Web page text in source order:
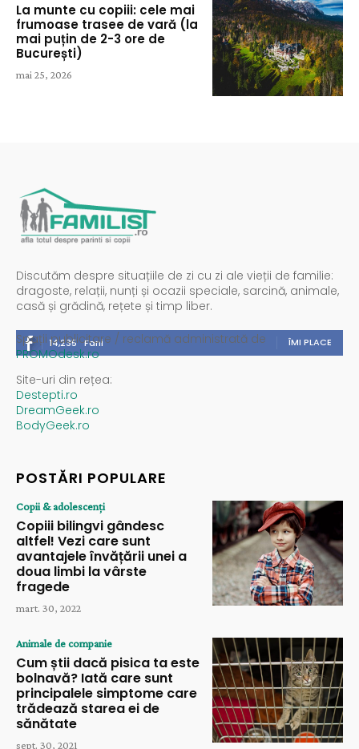
La munte cu copiii: cele mai
frumoase trasee de vară (la
mai puțin de 2-3 ore de
București)
mai 25, 2026
Discutăm despre situațiile de zi cu zi ale vieții de familie:
dragoste, relații, nunți și ocazii speciale, sarcină, animale,
casă și grădină, rețete și timp liber.
14,235 Fani ÎMI PLACE
Spații publicitare / reclamă administrată de
PROMOdesk.ro
Site-uri din rețea:
Destepti.ro
DreamGeek.ro
BodyGeek.ro
POSTĂRI POPULARE
Copii & adolescenți
Copiii bilingvi gândesc
altfel! Vezi care sunt
avantajele învățării unei a
doua limbi la vârste
fragede
mart. 30, 2022
Animale de companie
Cum știi dacă pisica ta este
bolnavă? Iată care sunt
principalele simptome care
trădează starea ei de
sănătate
sept. 30, 2021